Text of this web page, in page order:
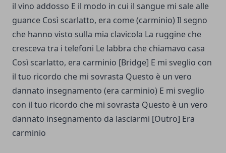
il vino addosso E il modo in cui il sangue mi sale alle
guance Così scarlatto, era come (carminio) Il segno
che hanno visto sulla mia clavicola La ruggine che
cresceva tra i telefoni Le labbra che chiamavo casa
Così scarlatto, era carminio [Bridge] E mi sveglio con
il tuo ricordo che mi sovrasta Questo è un vero
dannato insegnamento (era carminio) E mi sveglio
con il tuo ricordo che mi sovrasta Questo è un vero
dannato insegnamento da lasciarmi [Outro] Era
carminio